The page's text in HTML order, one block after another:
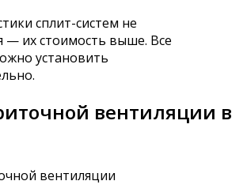
сплит-систем не
— их стоимость выше. Все
установить
вентиляции в